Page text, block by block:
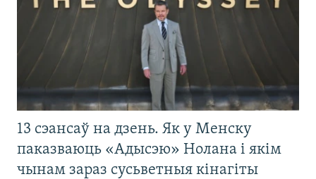
13 сэансаў на дзень. Як у Менску
паказваюць «Адысэю» Нолана і якім
чынам зараз сусьветныя кінагіты